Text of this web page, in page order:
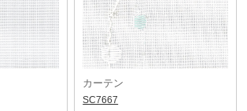
カーテン
SC7667